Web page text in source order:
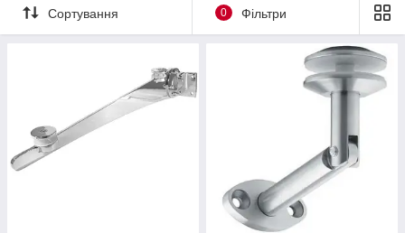
Сортування 0 Фільтри